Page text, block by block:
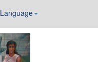
Language